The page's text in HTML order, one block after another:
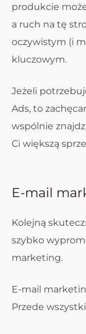
produkcie
a ruch na tę
oczywistym (i
kluczowym.
Jeżeli
Ads, to
wspólnie
Ci większą
E-mail
Kolejną
szybko
marketing.
E-mail
Przede